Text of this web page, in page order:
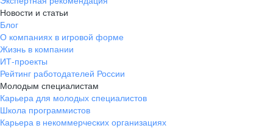
Новости и статьи
Блог
О компаниях в игровой форме
Жизнь в компании
ИТ-проекты
Рейтинг работодателей России
Молодым специалистам
Карьера для молодых специалистов
Школа программистов
Карьера в некоммерческих организациях